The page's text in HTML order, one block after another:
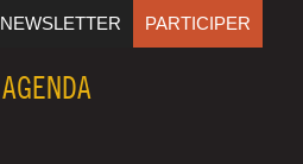
NEWSLETTER PARTICIPER
AGENDA